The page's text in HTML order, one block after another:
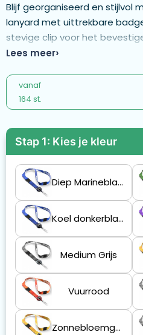
Blijf georganiseerd en stijlvol
lanyard met uittrekbare
stevige clip voor het
badge. De polyester linten van
ontwerpen en fotografische
badgehouder is getest op
draagt ca. 45 gram. Het
ML1264-Safety breakaway
Lees meer
vanaf
164 st.
Stap 1: Kies je kleur
Diep Marineblauw
Koel donkerblauw
Medium Grijs
Vuurrood
Zonnebloemgeel